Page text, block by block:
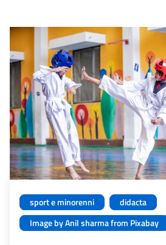
sport e minorenni
didacta
Image by Anil sharma from Pixabay